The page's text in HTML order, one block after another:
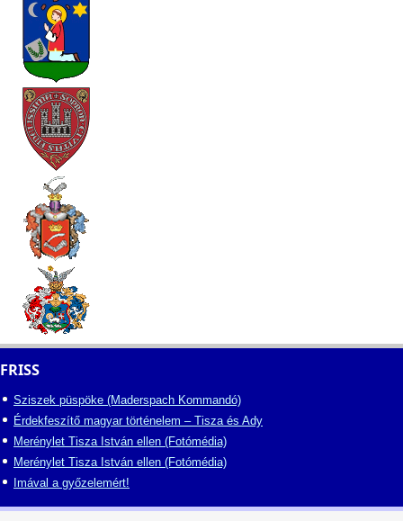
FRISS
Sziszek püspöke (Maderspach Kommandó)
Érdekfeszítő magyar történelem – Tisza és Ady
Merénylet Tisza István ellen (Fotómédia)
Merénylet Tisza István ellen (Fotómédia)
Imával a győzelemért!